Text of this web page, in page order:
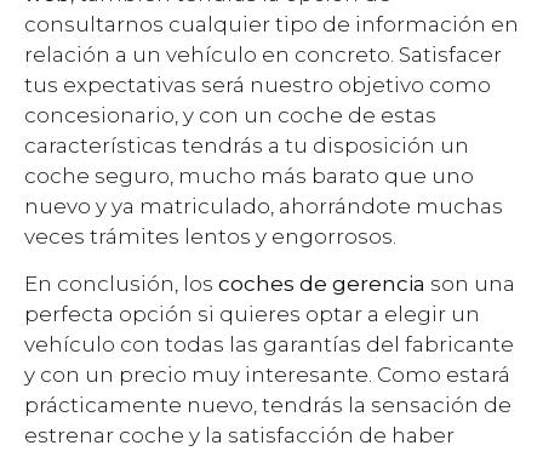
consultarnos cualquier tipo de información en
relación a un vehículo en concreto. Satisfacer
tus expectativas será nuestro objetivo como
concesionario, y con un coche de estas
características tendrás a tu disposición un
coche seguro, mucho más barato que uno
nuevo y ya matriculado, ahorrándote muchas
veces trámites lentos y engorrosos.
En conclusión, los coches de gerencia son una
perfecta opción si quieres optar a elegir un
vehículo con todas las garantías del fabricante
y con un precio muy interesante. Como estará
prácticamente nuevo, tendrás la sensación de
estrenar coche y la satisfacción de haber